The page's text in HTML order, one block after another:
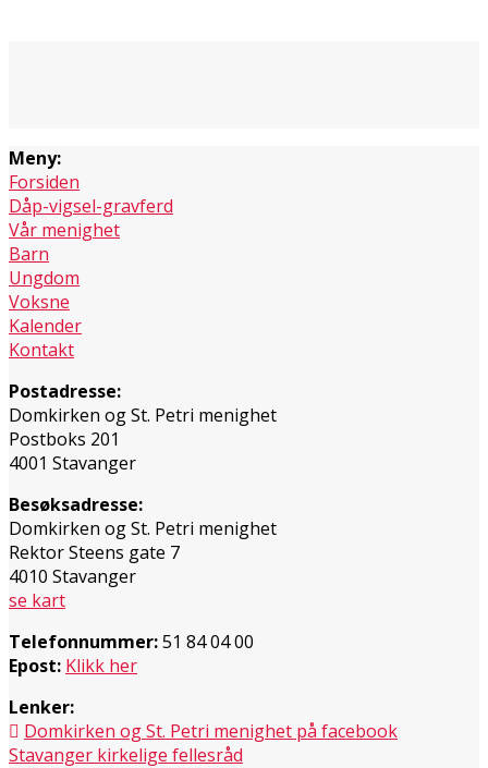
Meny:
Forsiden
Dåp-vigsel-gravferd
Vår menighet
Barn
Ungdom
Voksne
Kalender
Kontakt
Postadresse:
Domkirken og St. Petri menighet
Postboks 201
4001 Stavanger
Besøksadresse:
Domkirken og St. Petri menighet
Rektor Steens gate 7
4010 Stavanger
se kart
Telefonnummer:51 84 04 00
Epost: Klikk her
Lenker:
Domkirken og St. Petri menighet på facebook
Stavanger kirkelige fellesråd